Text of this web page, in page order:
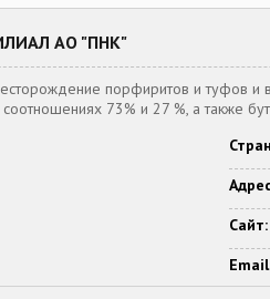
АО "ПНК"
порфиритов и туфов и
73% и 27 %, а также
Сайт: